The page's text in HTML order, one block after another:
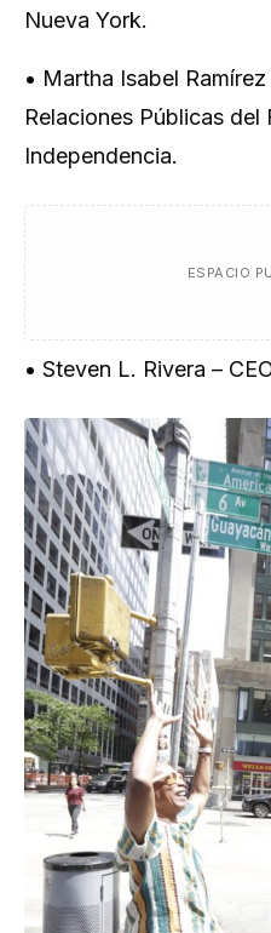
Nueva York.
• Martha Isabel
Relaciones Públicas del
Independencia.
ESPACIO
• Steven L. Rivera –